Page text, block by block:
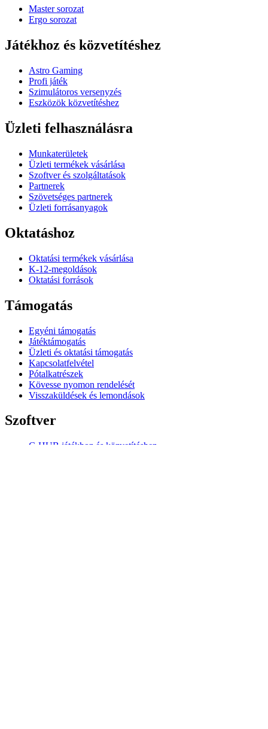
Master sorozat
Ergo sorozat
Játékhoz és közvetítéshez
Astro Gaming
Profi játék
Szimulátoros versenyzés
Eszközök közvetítéshez
Üzleti felhasználásra
Munkaterületek
Üzleti termékek vásárlása
Szoftver és szolgáltatások
Partnerek
Szövetséges partnerek
Üzleti forrásanyagok
Oktatáshoz
Oktatási termékek vásárlása
K-12-megoldások
Oktatási források
Támogatás
Egyéni támogatás
Játéktámogatás
Üzleti és oktatási támogatás
Kapcsolatfelvétel
Pótalkatrészek
Kövesse nyomon rendelését
Visszaküldések és lemondások
Szoftver
G HUB játékhoz és közvetítéshez